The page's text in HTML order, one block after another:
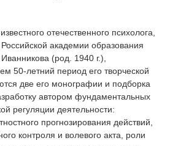
отечественного психолога,
академии образования
(род. 1940 г.),
50-летний период его творческой
две его монографии и подборка
автором фундаментальных
регуляции деятельности:
прогнозирования действий,
контроля и волевого акта, роли